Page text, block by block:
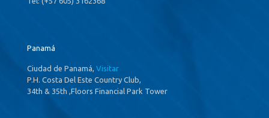
Panamá
Ciudad de Panamá, Visitar
P.H. Costa Del Este Country Club,
34th & 35th ,Floors Financial Park Tower